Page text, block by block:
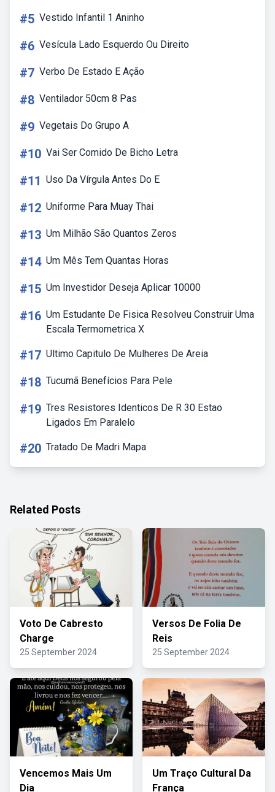
#5 Vestido Infantil 1 Aninho
#6 Vesícula Lado Esquerdo Ou Direito
#7 Verbo De Estado E Ação
#8 Ventilador 50cm 8 Pas
#9 Vegetais Do Grupo A
#10 Vai Ser Comido De Bicho Letra
#11 Uso Da Vírgula Antes Do E
#12 Uniforme Para Muay Thai
#13 Um Milhão São Quantos Zeros
#14 Um Mês Tem Quantas Horas
#15 Um Investidor Deseja Aplicar 10000
#16 Um Estudante De Fisica Resolveu Construir Uma
Escala Termometrica X
#17 Ultimo Capitulo De Mulheres De Areia
#18 Tucumã Benefícios Para Pele
#19 Tres Resistores Identicos De R 30 Estao
Ligados Em Paralelo
#20 Tratado De Madri Mapa
Related Posts
Voto De Cabresto
Charge
25 September 2024
Versos De Folia De
Reis
25 September 2024
Vencemos Mais Um
Dia
Um Traço Cultural Da
França